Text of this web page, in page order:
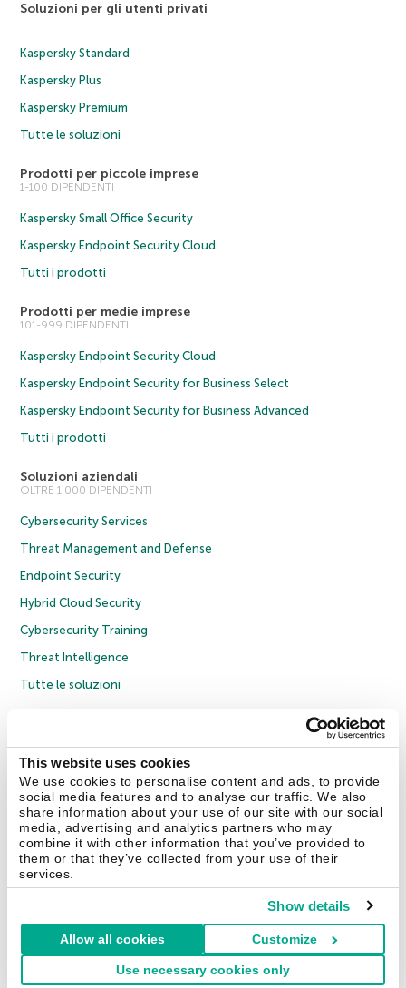
This website uses cookies
We use cookies to personalise content and ads, to provide
social media features and to analyse our traffic. We also
share information about your use of our site with our social
media, advertising and analytics partners who may
combine it with other information that you’ve provided to
them or that they’ve collected from your use of their
services.
Show details
Allow all cookies Customize
Use necessary cookies only
Soluzioni per gli utenti privati
Kaspersky Standard
Kaspersky Plus
Kaspersky Premium
Tutte le soluzioni
Prodotti per piccole imprese
1-100 DIPENDENTI
Kaspersky Small Office Security
Kaspersky Endpoint Security Cloud
Tutti i prodotti
Prodotti per medie imprese
101-999 DIPENDENTI
Kaspersky Endpoint Security Cloud
Kaspersky Endpoint Security for Business Select
Kaspersky Endpoint Security for Business Advanced
Tutti i prodotti
Soluzioni aziendali
OLTRE 1.000 DIPENDENTI
Cybersecurity Services
Threat Management and Defense
Endpoint Security
Hybrid Cloud Security
Cybersecurity Training
Threat Intelligence
Tutte le soluzioni
Informativa sulla privacy
Policy anticorruzione
Contratto di licenza B2C
Cookies
Contatti Chi siamo Partner Blog Centro risorse Comunicati stampa
Securelist Eugene Personal Blog Encyclopedia
Italia & Svizzera